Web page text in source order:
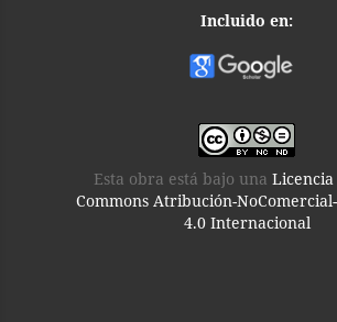
Incluido en:
Esta obra está bajo una
Commons Atribución-
4.0 Internacional